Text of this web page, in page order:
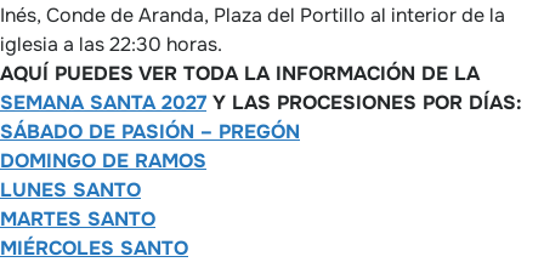
Inés, Conde de Aranda, Plaza del Portillo al interior de la
iglesia a las 22:30 horas.
AQUÍ PUEDES VER TODA LA INFORMACIÓN DE LA
SEMANA SANTA 2027 Y LAS PROCESIONES POR DÍAS:
SÁBADO DE PASIÓN – PREGÓN
DOMINGO DE RAMOS
LUNES SANTO
MARTES SANTO
MIÉRCOLES SANTO